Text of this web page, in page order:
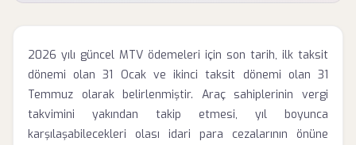
2026 yılı güncel MTV ödemeleri için son tarih, ilk taksit
dönemi olan 31 Ocak ve ikinci taksit dönemi olan 31
Temmuz olarak belirlenmiştir. Araç sahiplerinin vergi
takvimini yakından takip etmesi, yıl boyunca
karşılaşabilecekleri olası idari para cezalarının önüne